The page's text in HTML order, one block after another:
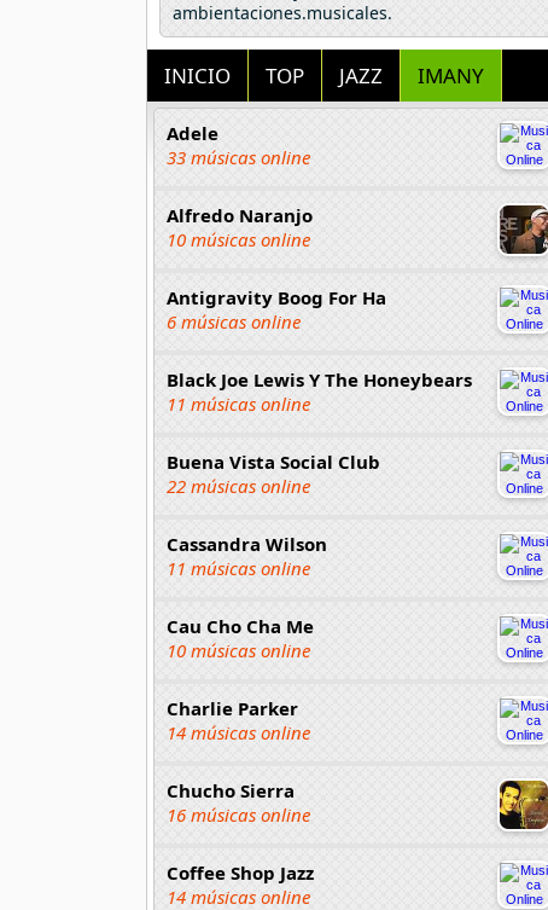
ambientaciones.musicales.
INICIO TOP JAZZ IMANY
Adele
33 músicas online
Alfredo Naranjo
10 músicas online
Antigravity Boog For Ha
6 músicas online
Black Joe Lewis Y The Honeybears
11 músicas online
Buena Vista Social Club
22 músicas online
Cassandra Wilson
11 músicas online
Cau Cho Cha Me
10 músicas online
Charlie Parker
14 músicas online
Chucho Sierra
16 músicas online
Coffee Shop Jazz
14 músicas online